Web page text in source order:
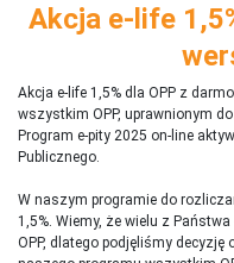
Akcja e-life
Akcja e-life 1,5% dla OPP z
wszystkim OPP, uprawnionym
Program e-pity 2025 on-line
Publicznego.
W naszym programie do
1,5%. Wiemy, że wielu z
OPP, dlatego podjęliśmy decyzję